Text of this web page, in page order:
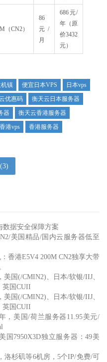
（CN2）
86
元/
月
686元/
年（原
价3432
元）
机镇 便宜日本VPS
日本vps
优惠码
衡天云日本服务器
器
衡天云香港服务器
香港vps 香港服务器
3)
数据安全保障方案
美国精品/国内云服务器低至
香港E5V4 200M CN2独享大带
国(/CMIN2)、日本/软银/IIJ、
英国CUII
国(/CMIN2)、日本/软银/IIJ、
英国CUII
，美国/荷兰服务器11.95美元/
国7950X3D独立服务器：49美
洛杉矶等6机房，5个IP/免费/可